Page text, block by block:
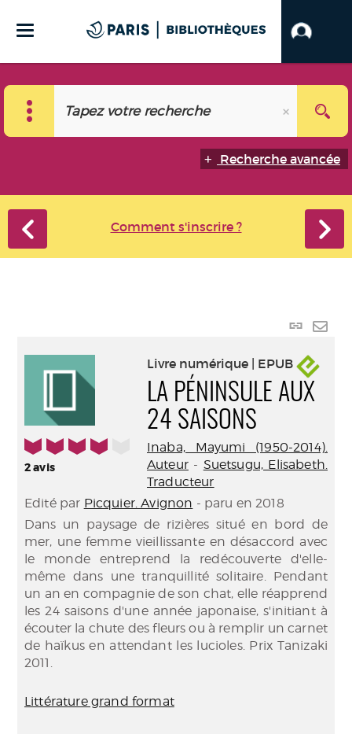
Recherche avancée
Comment s'inscrire ?
Lien
4/5
2avis
Livre numérique | EPUB
LA PÉNINSULE AUX
24 SAISONS
Inaba, Mayumi (1950-2014).
Auteur- Suetsugu, Elisabeth.
Traducteur
Edité par Picquier. Avignon - paru en 2018
Dans un paysage de rizières situé en bord de
mer, une femme vieillissante en désaccord avec
le monde entreprend la redécouverte d'elle-
même dans une tranquillité solitaire. Pendant
un an en compagnie de son chat, elle réapprend
les 24 saisons d'une année japonaise, s'initiant à
écouter la chute des fleurs ou à remplir un carnet
de haïkus en attendant les lucioles. Prix Tanizaki
2011.
Littérature grand format